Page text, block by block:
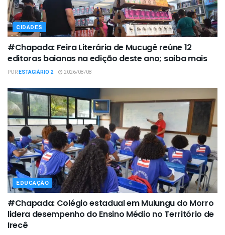
CIDADES
#Chapada: Feira Literária de Mucugê reúne 12
editoras baianas na edição deste ano; saiba mais
PORESTAGIÁRIO 2 2026/08/08
EDUCAÇÃO
#Chapada: Colégio estadual em Mulungu do Morro
lidera desempenho do Ensino Médio no Território de
Irecê